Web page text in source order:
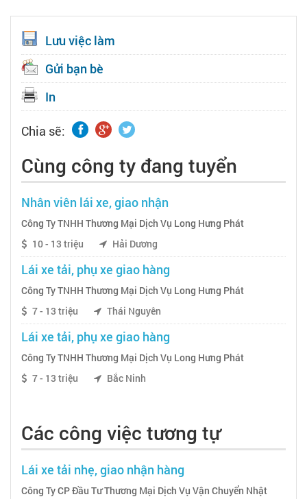
Lưu việc làm
Gửi bạn bè
In
Chia sẽ:
Cùng công ty đang tuyển
Nhân viên lái xe, giao nhận
Công Ty TNHH Thương Mại Dịch Vụ Long Hưng Phát
10 - 13 triệu
Hải Dương
Lái xe tải, phụ xe giao hàng
Công Ty TNHH Thương Mại Dịch Vụ Long Hưng Phát
7 - 13 triệu
Thái Nguyên
Lái xe tải, phụ xe giao hàng
Công Ty TNHH Thương Mại Dịch Vụ Long Hưng Phát
7 - 13 triệu
Bắc Ninh
Các công việc tương tự
Lái xe tải nhẹ, giao nhận hàng
Công Ty CP Đầu Tư Thương Mại Dịch Vụ Vận Chuyển Nhật